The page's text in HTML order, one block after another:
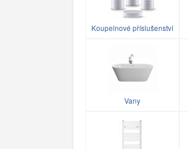
Koupelnové příslušenství
Vany